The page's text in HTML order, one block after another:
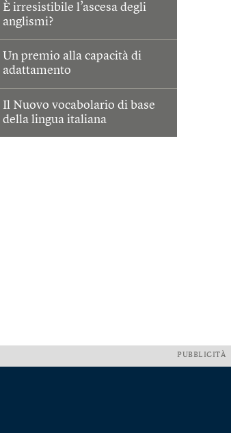
È irresistibile l’ascesa degli
anglismi?
Un premio alla capacità di
adattamento
Il Nuovo vocabolario di base
della lingua italiana
PUBBLICITÀ